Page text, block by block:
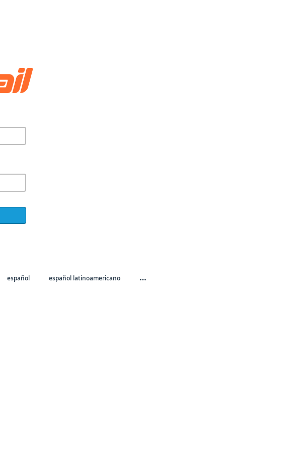
español español latinoamericano …